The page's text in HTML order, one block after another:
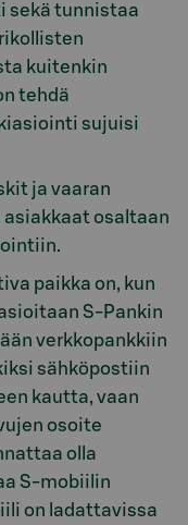
sekä tunnistaa
kuitenkin
tehdä
sujuisi
ja vaaran
osaltaan
paikka on, kun
S-Pankin
verkkopankkiin
sähköpostiin
kautta, vaan
osoite
olla
S-mobiilin
on ladattavissa